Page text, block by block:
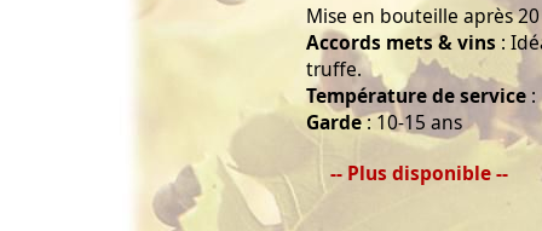
Mise en bouteille après
Accords mets & vins :
truffe.
Température de service :
Garde: 10-15 ans
-- Plus disponible --